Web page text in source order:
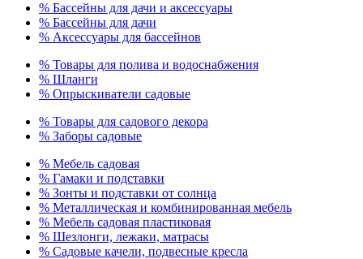
% Бассейны для дачи и аксессуары
% Бассейны для дачи
% Аксессуары для бассейнов
% Товары для полива и водоснабжения
% Шланги
% Опрыскиватели садовые
% Товары для садового декора
% Заборы садовые
% Мебель садовая
% Гамаки и подставки
% Зонты и подставки от солнца
% Металлическая и комбинированная мебель
% Мебель садовая пластиковая
% Шезлонги, лежаки, матрасы
% Садовые качели, подвесные кресла